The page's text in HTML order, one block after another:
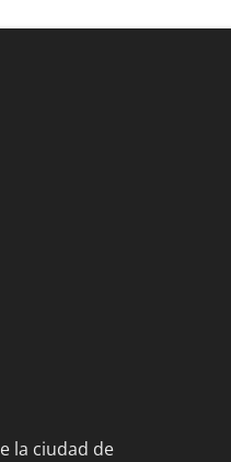
la ciudad de